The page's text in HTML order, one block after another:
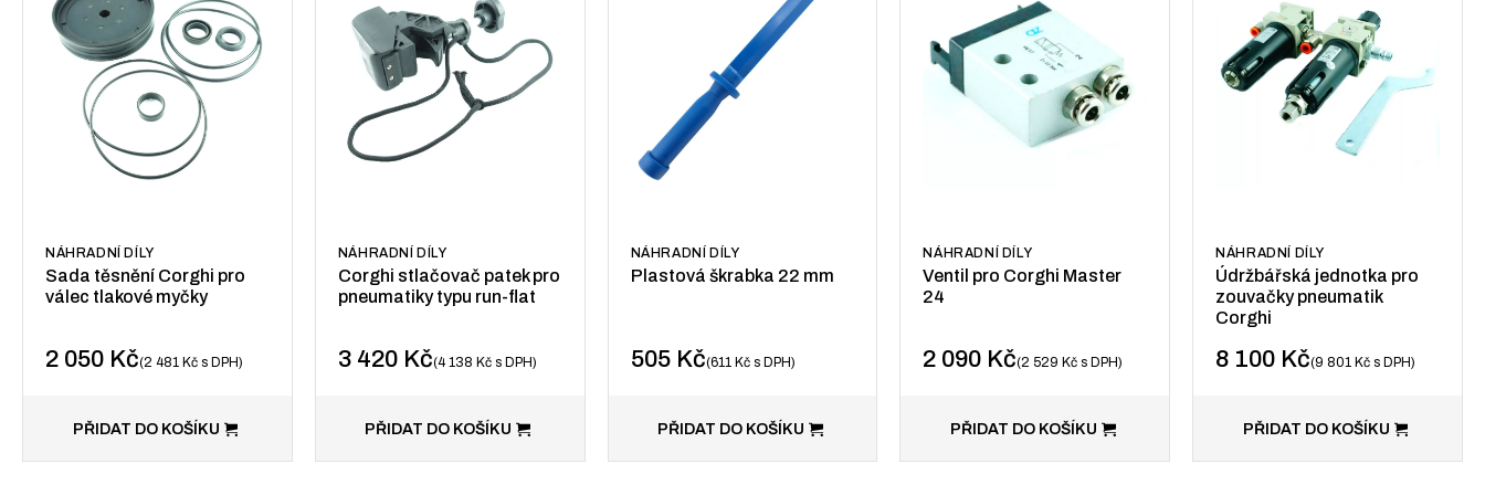
NÁHRADNÍ DÍLY
Sada těsnění Corghi pro
válec tlakové myčky
2 050 Kč 2 481 Kč s DPH
PŘIDAT DO KOŠÍKU
NÁHRADNÍ DÍLY
Corghi stlačovač patek pro
pneumatiky typu run-flat
3 420 Kč 4 138 Kčs DPH
PŘIDAT DO KOŠÍKU
NÁHRADNÍ DÍLY
Plastová škrabka 22 mm
505 Kč 611 Kčs DPH
PŘIDAT DO KOŠÍKU
NÁHRADNÍ DÍLY
Ventil pro Corghi Master
24
2 090 Kč 2 529Kč s DPH
PŘIDAT DO KOŠÍKU
NÁHRADNÍ DÍLY
Údržbářská jednotka pro
zouvačky pneumatik
Corghi
8 100 Kč 9 801Kč s DPH
PŘIDAT DO KOŠÍKU